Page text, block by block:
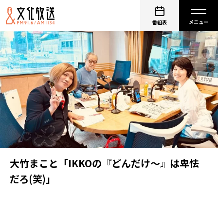
番組表
大竹まこと「IKKOの『どんだけ～』は卑怯
だろ(笑)」